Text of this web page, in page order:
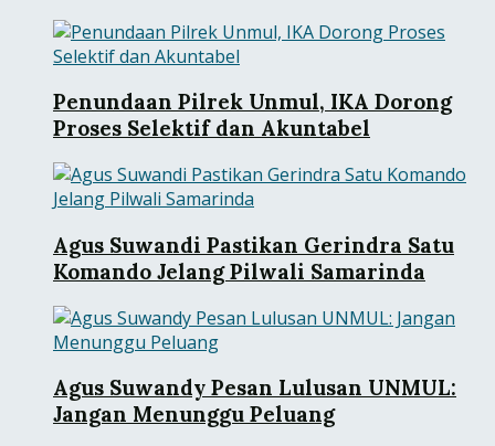
Penundaan Pilrek Unmul, IKA Dorong
Proses Selektif dan Akuntabel
Agus Suwandi Pastikan Gerindra Satu
Komando Jelang Pilwali Samarinda
Agus Suwandy Pesan Lulusan UNMUL:
Jangan Menunggu Peluang